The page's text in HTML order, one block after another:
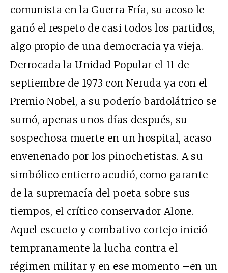
comunista en la Guerra Fría, su acoso le
ganó el respeto de casi todos los partidos,
algo propio de una democracia ya vieja.
Derrocada la Unidad Popular el 11 de
septiembre de 1973 con Neruda ya con el
Premio Nobel, a su poderío bardolátrico se
sumó, apenas unos días después, su
sospechosa muerte en un hospital, acaso
envenenado por los pinochetistas. A su
simbólico entierro acudió, como garante
de la supremacía del poeta sobre sus
tiempos, el crítico conservador Alone.
Aquel escueto y combativo cortejo inició
tempranamente la lucha contra el
régimen militar y en ese momento –en un